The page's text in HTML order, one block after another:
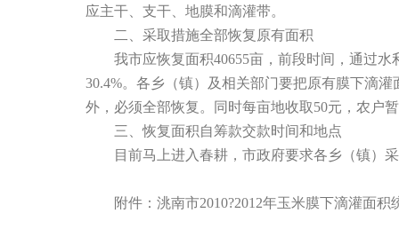
应主干、支干、地膜和滴灌带。
二、采取措施全部恢复原有面积
我市应恢复面积40655亩，前段时间，通过水
30.4%。各乡（镇）及相关部门要把原有膜下滴
外，必须全部恢复。同时每亩地收取50元，农户
三、恢复面积自筹款交款时间和地点
目前马上进入春耕，市政府要求各乡（镇）采
附件：洮南市2010?2012年玉米膜下滴灌面积